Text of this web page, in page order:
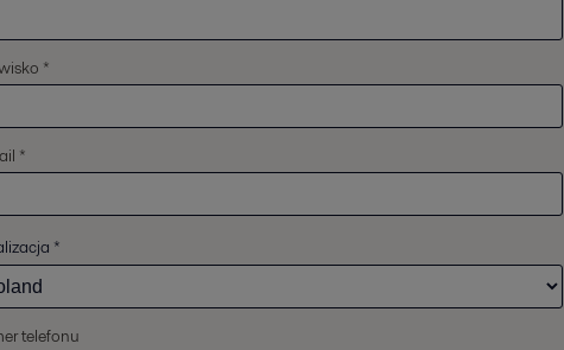
*
*
*
telefonu